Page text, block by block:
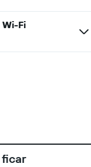
Fi
ficar